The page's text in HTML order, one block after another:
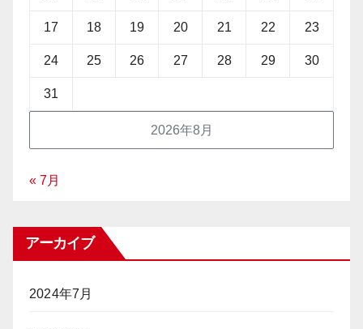
2026年8月
17 18 19 20 21 22 23
24 25 26 27 28 29 30
31
« 7月
アーカイブ
2024年7月